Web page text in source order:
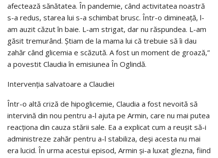
afectează sănătatea. În pandemie, când activitatea noastră
s-a redus, starea lui s-a schimbat brusc. Într-o dimineață, l-
am auzit căzut în baie. L-am strigat, dar nu răspundea. L-am
găsit tremurând. Știam de la mama lui că trebuie să îi dau
zahăr când glicemia e scăzută. A fost un moment de groază,”
a povestit Claudia în emisiunea În Oglindă.
Intervenția salvatoare a Claudiei
Într-o altă criză de hipoglicemie, Claudia a fost nevoită să
intervină din nou pentru a-l ajuta pe Armin, care nu mai putea
reacționa din cauza stării sale. Ea a explicat cum a reușit să-i
administreze zahăr pentru a-l stabiliza, deși acesta nu mai
era lucid. În urma acestui episod, Armin și-a luxat glezna, fiind